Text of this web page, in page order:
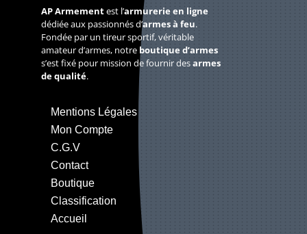
AP Armementest l’armurerie en ligne
dédiée aux passionnés d’armes à feu.
Fondée par un tireur sportif, véritable
amateur d’armes, notre boutique d’armes
s’est fixé pour mission de fournir desarmes
de qualité.
Mentions Légales
Mon Compte
C.G.V
Contact
Boutique
Classification
Accueil